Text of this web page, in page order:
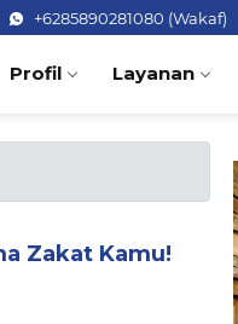
+6285890281080 (Wakaf)
Profil Layanan
Zakat Kamu!